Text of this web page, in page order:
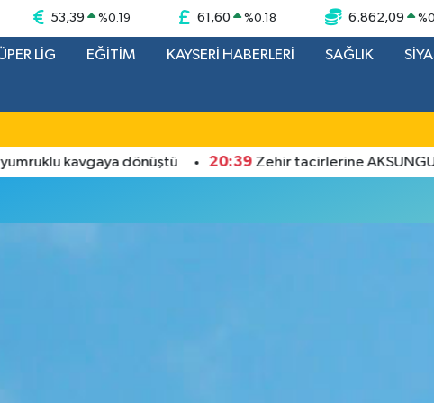
53,39 %0.19 61,60 %0.18 6.862,09 %
LİG EĞİTİM KAYSERİ HABERLERİ SAĞLIK
kavgaya dönüştü 20:39Zehir tacirlerine AKSUNGUR